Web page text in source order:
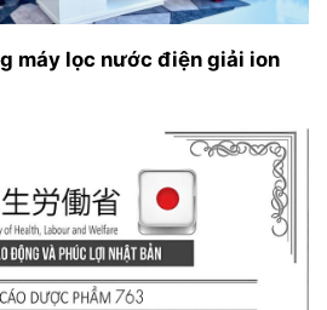
máy lọc nước điện giải ion